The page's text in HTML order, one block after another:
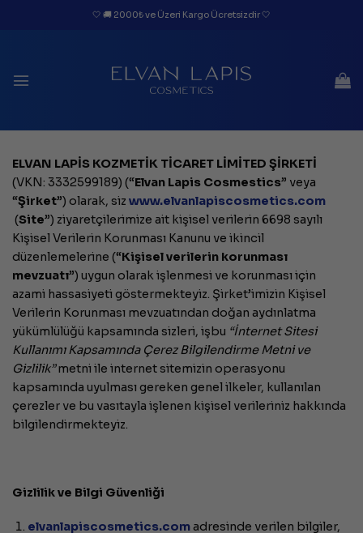
🤍 🚚 2000₺ ve Üzeri Kargo Ücretsizdir 🤍
ELVAN LAPİS KOZMETİK TİCARET LİMİTED ŞİRKETİ
(VKN: 3332599189) (“Elvan Lapis Cosmestics” veya
“Şirket”) olarak, siz www.elvanlapiscosmetics.com
(Site”) ziyaretçilerimize ait kişisel verilerin 6698 sayılı
Kişisel Verilerin Korunması Kanunu ve ikincil
düzenlemelerine (“Kişisel verilerin korunması
mevzuatı”) uygun olarak işlenmesi ve korunması için
azami hassasiyeti göstermekteyiz. Şirket’imizin Kişisel
Verilerin Korunması mevzuatından doğan aydınlatma
yükümlülüğü kapsamında sizleri, işbu “İnternet Sitesi
Kullanımı Kapsamında Çerez Bilgilendirme Metni ve
Gizlilik”metni ile internet sitemizin operasyonu
kapsamında uyulması gereken genel ilkeler, kullanılan
çerezler ve bu vasıtayla işlenen kişisel verileriniz hakkında
bilgilendirmekteyiz.
Gizlilik ve Bilgi Güvenliği
elvanlapiscosmetics.comadresinde verilen bilgiler,